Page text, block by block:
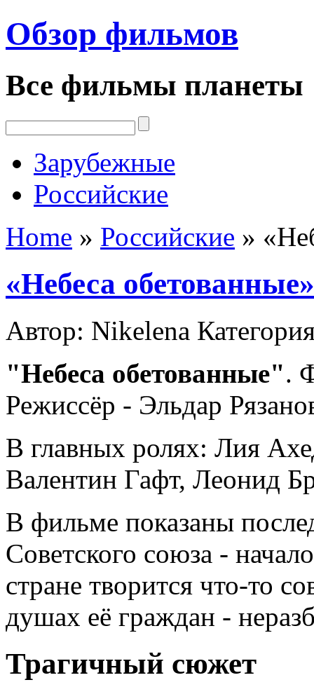
Обзор фильмов
Все фильмы планеты
Зарубежные
Российские
Home » Российские »
«Небеса обетованные»
Автор: Nikelena
"Небеса обетованные".
Режиссёр - Эльдар
В главных ролях: Лия
Валентин Гафт, Леонид
В фильме показаны
Советского союза -
стране творится что-то
душах её граждан -
Трагичный сюжет